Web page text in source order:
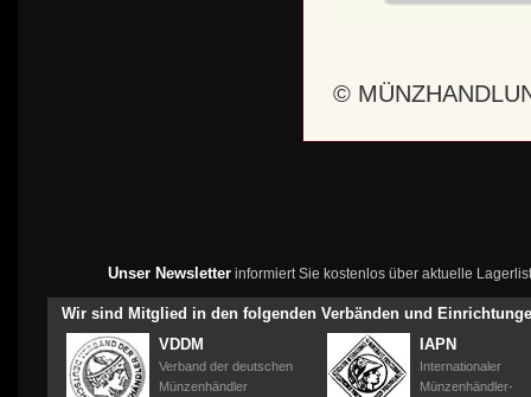
©
Unser Newsletterinformiert Sie kostenlos über aktuelle
Wir sind Mitglied in den folgenden Verbänden und
VDDM
Verband der deutschen
Münzenhändler
IAPN
Internationaler
Münzenhändler-